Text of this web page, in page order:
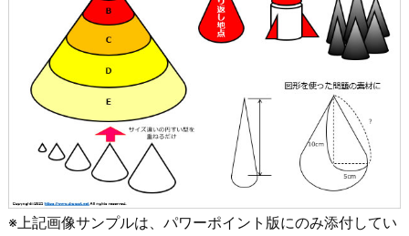
※上記画像サンプルは、パワーポイント版にのみ添付してい